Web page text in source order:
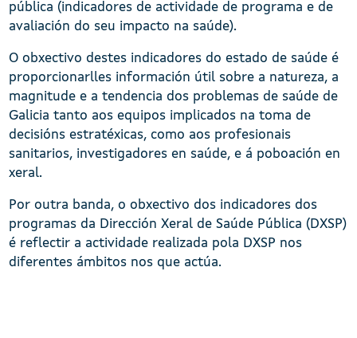
pública (indicadores de actividade de programa e de
avaliación do seu impacto na saúde).
O obxectivo destes indicadores do estado de saúde é
proporcionarlles información útil sobre a natureza, a
magnitude e a tendencia dos problemas de saúde de
Galicia tanto aos equipos implicados na toma de
decisións estratéxicas, como aos profesionais
sanitarios, investigadores en saúde, e á poboación en
xeral.
Por outra banda, o obxectivo dos indicadores dos
programas da Dirección Xeral de Saúde Pública (DXSP)
é reflectir a actividade realizada pola DXSP nos
diferentes ámbitos nos que actúa.